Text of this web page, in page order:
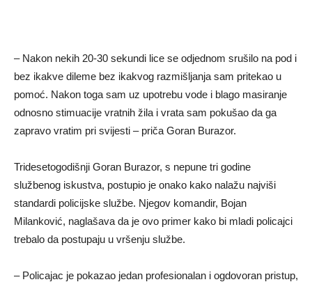
– Nakon nekih 20-30 sekundi lice se odjednom srušilo na pod i
bez ikakve dileme bez ikakvog razmišljanja sam pritekao u
pomoć. Nakon toga sam uz upotrebu vode i blago masiranje
odnosno stimuacije vratnih žila i vrata sam pokušao da ga
zapravo vratim pri svijesti – priča Goran Burazor.
Tridesetogodišnji Goran Burazor, s nepune tri godine
službenog iskustva, postupio je onako kako nalažu najviši
standardi policijske službe. Njegov komandir, Bojan
Milanković, naglašava da je ovo primer kako bi mladi policajci
trebalo da postupaju u vršenju službe.
– Policajac je pokazao jedan profesionalan i ogdovoran pristup,